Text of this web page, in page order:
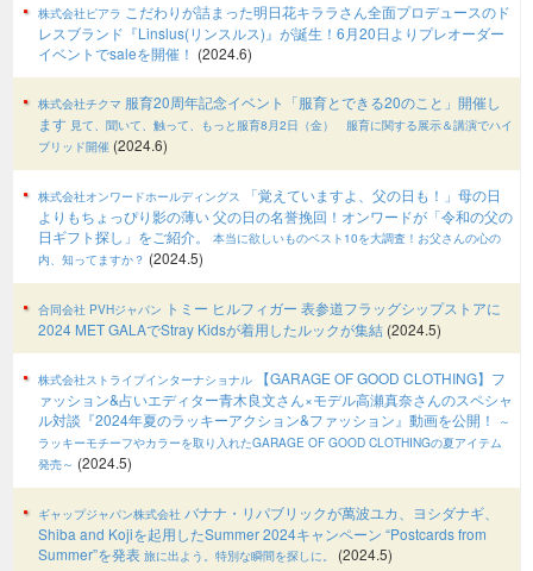
株式会社ピアラ こだわりが詰まった明日花キララさん全面プロデュースのド
レスブランド『Linslus(リンスルス)』が誕生！6月20日よりプレオーダー
イベントでsaleを開催！ (2024.6)
株式会社チクマ 服育20周年記念イベント「服育とできる20のこと」開催し
ます 見て、聞いて、触って、もっと服育8月2日（金） 服育に関する展示＆講演でハイ
ブリッド開催 (2024.6)
株式会社オンワードホールディングス
「覚えていますよ、父の日も！」母の日
よりもちょっぴり影の薄い 父の日の名誉挽回！オンワードが「令和の父の
日ギフト探し」をご紹介。 本当に欲しいものベスト10を大調査！お父さんの心の
内、知ってますか？ (2024.5)
合同会社 PVHジャパン トミー ヒルフィガー 表参道フラッグシップストアに
2024 MET GALAでStray Kidsが着用したルックが集結 (2024.5)
株式会社ストライプインターナショナル 【GARAGE OF GOOD CLOTHING】フ
ァッション&占いエディター青木良文さん×モデル高瀬真奈さんのスペシャ
ル対談『2024年夏のラッキーアクション&ファッション』動画を公開！
～
ラッキーモチーフやカラーを取り入れたGARAGE OF GOOD CLOTHINGの夏アイテム
発売～ (2024.5)
ギャップジャパン株式会社 バナナ・リパブリックが萬波ユカ、ヨシダナギ、
Shiba and Kojiを起用したSummer 2024キャンペーン “Postcards from
Summer”を発表 旅に出よう。特別な瞬間を探しに。 (2024.5)